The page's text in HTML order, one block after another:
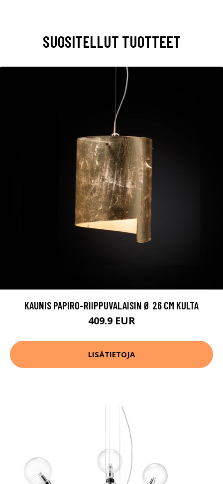
SUOSITELLUT TUOTTEET
KAUNIS PAPIRO-RIIPPUVALAISIN Ø 26 CM KULTA
409.9 EUR
LISÄTIETOJA